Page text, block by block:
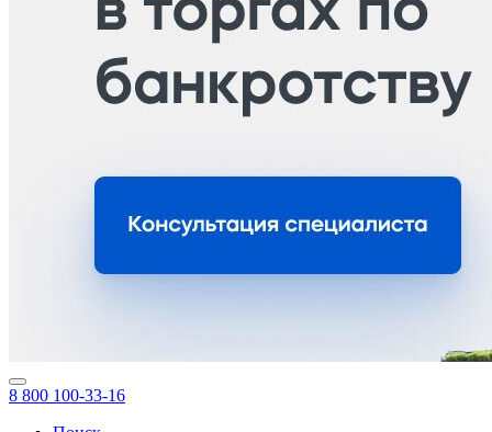
8 800 100-33-16